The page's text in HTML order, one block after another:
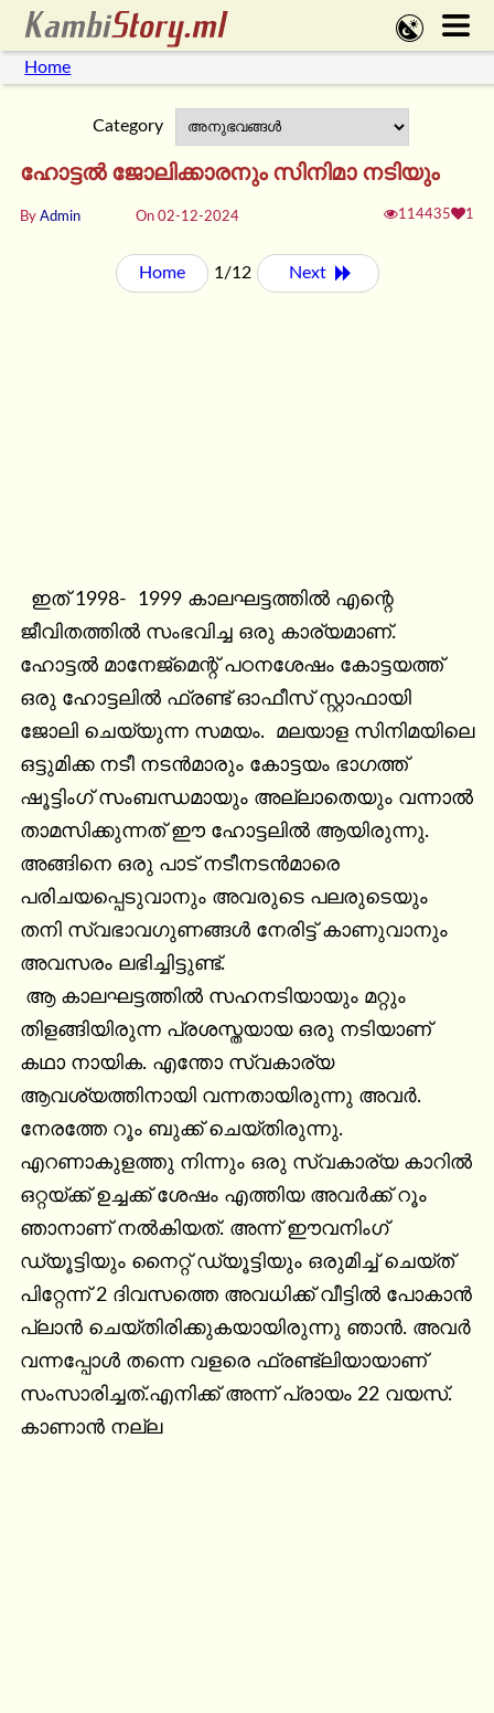
Home
Category
ഹോട്ടൽ ജോലിക്കാരനും സിനിമാ നടിയും
By Admin On 02-12-2024 114435 1
Home 1/12 Next
ഇത് 1998-  1999 കാലഘട്ടത്തിൽ എന്റെ
ജീവിതത്തിൽ സംഭവിച്ച ഒരു കാര്യമാണ്.
ഹോട്ടൽ മാനേജ്മെന്റ് പഠനശേഷം കോട്ടയത്ത്
ഒരു ഹോട്ടലിൽ ഫ്രണ്ട് ഓഫീസ് സ്റ്റാഫായി
ജോലി ചെയ്യുന്ന സമയം.  മലയാള സിനിമയിലെ
ഒട്ടുമിക്ക നടീ നടൻമാരും കോട്ടയം ഭാഗത്ത്
ഷൂട്ടിംഗ് സംബന്ധമായും അല്ലാതെയും വന്നാൽ
താമസിക്കുന്നത് ഈ ഹോട്ടലിൽ ആയിരുന്നു.
അങ്ങിനെ ഒരു പാട് നടീനടൻമാരെ
പരിചയപ്പെടുവാനും അവരുടെ പലരുടെയും
തനി സ്വഭാവഗുണങ്ങൾ നേരിട്ട് കാണുവാനും
അവസരം ലഭിച്ചിട്ടുണ്ട്.
തിളങ്ങിയിരുന്ന പ്രശസ്തയായ ഒരു നടിയാണ്
കഥാ നായിക. എന്തോ സ്വകാര്യ
ആവശ്യത്തിനായി വന്നതായിരുന്നു അവർ.
നേരത്തേ റൂം ബുക്ക് ചെയ്തിരുന്നു.
എറണാകുളത്തു നിന്നും ഒരു സ്വകാര്യ കാറിൽ
ഒറ്റയ്ക്ക് ഉച്ചക്ക് ശേഷം എത്തിയ അവർക്ക് റൂം
ഞാനാണ് നൽകിയത്. അന്ന് ഈവനിംഗ്
ഡ്യൂട്ടിയും നൈറ്റ് ഡ്യൂട്ടിയും ഒരുമിച്ച് ചെയ്ത്
പിറ്റേന്ന് 2 ദിവസത്തെ അവധിക്ക് വീട്ടിൽ പോകാൻ
പ്ലാൻ ചെയ്തിരിക്കുകയായിരുന്നു ഞാൻ. അവർ
വന്നപ്പോൾ തന്നെ വളരെ ഫ്രണ്ട്ലിയായാണ്
സംസാരിച്ചത്.എനിക്ക് അന്ന് പ്രായം 22 വയസ്.
കാണാൻ നല്ല